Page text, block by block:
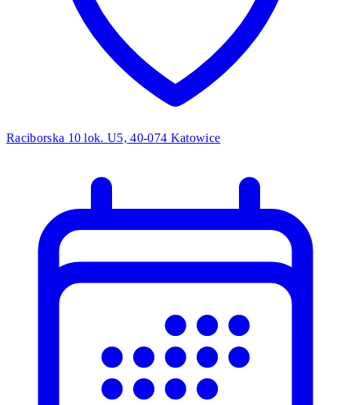
Raciborska 10 lok. U5, 40-074 Katowice